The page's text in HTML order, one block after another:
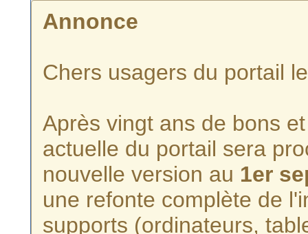
Annonce
Chers usagers du portail
Après vingt ans de bons
actuelle du portail sera
nouvelle version au 1er
une refonte complète de
supports (ordinateurs,